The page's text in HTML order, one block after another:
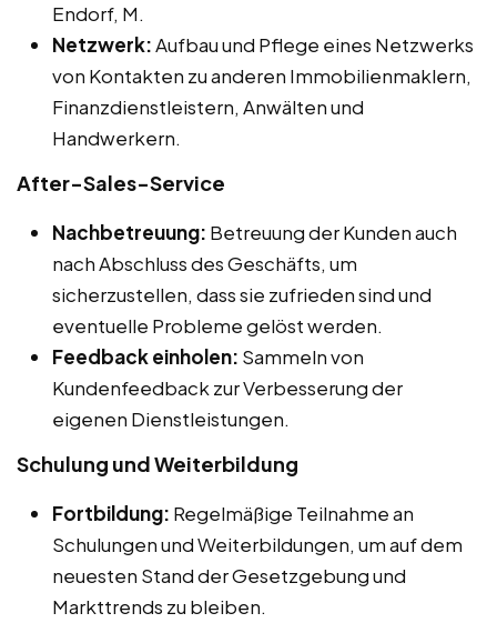
Endorf, M.
Netzwerk:Aufbau und Pflege eines Netzwerks
von Kontakten zu anderen Immobilienmaklern,
Finanzdienstleistern, Anwälten und
Handwerkern.
After-Sales-Service
Nachbetreuung: Betreuung der Kunden auch
nach Abschluss des Geschäfts, um
sicherzustellen, dass sie zufrieden sind und
eventuelle Probleme gelöst werden.
Feedback einholen: Sammeln von
Kundenfeedback zur Verbesserung der
eigenen Dienstleistungen.
Schulung und Weiterbildung
Fortbildung: Regelmäßige Teilnahme an
Schulungen und Weiterbildungen, um auf dem
neuesten Stand der Gesetzgebung und
Markttrends zu bleiben.